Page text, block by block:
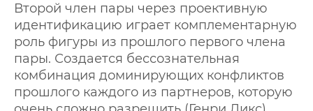
Второй член пары через проективную
идентификацию играет комплементарную
роль фигуры из прошлого первого члена
пары. Создается бессознательная
комбинация доминирующих конфликтов
прошлого каждого из партнеров, которую